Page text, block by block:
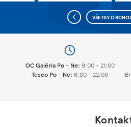
VŠETKY
OC Galéria Po - Ne: 9:00 - 21:00
Tesco Po - Ne: 6:00 - 22:00